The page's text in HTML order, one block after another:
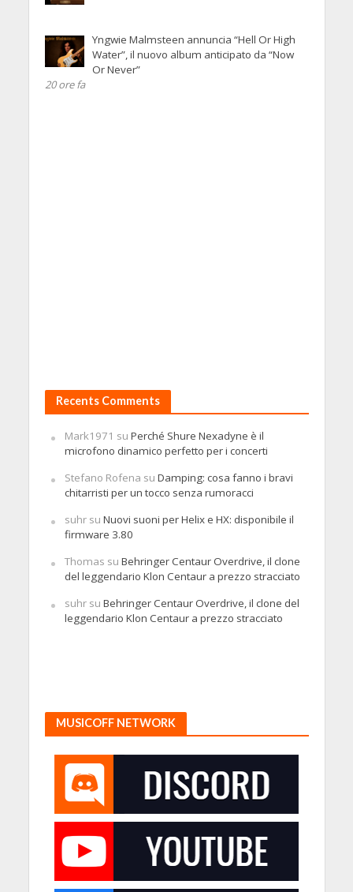
Yngwie Malmsteen annuncia “Hell Or High
Water”, il nuovo album anticipato da “Now
Or Never”
20 ore fa
Recents Comments
Mark1971 su Perché Shure Nexadyne è il
microfono dinamico perfetto per i concerti
Stefano Rofena su Damping: cosa fanno i bravi
chitarristi per un tocco senza rumoracci
suhrsu Nuovi suoni per Helix e HX: disponibile il
firmware 3.80
Thomas su Behringer Centaur Overdrive, il clone
del leggendario Klon Centaur a prezzo stracciato
suhrsu Behringer Centaur Overdrive, il clone del
leggendario Klon Centaur a prezzo stracciato
MUSICOFF NETWORK